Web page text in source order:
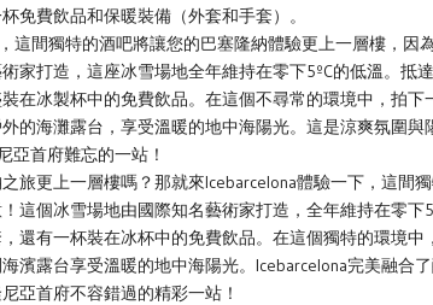
免費飲品和保暖裝備（外套和手套）。
這間獨特的酒吧將讓您的巴塞隆納體驗更上一層樓，因
家打造，這座冰雪場地全年維持在零下5ºC的低溫。抵
在冰製杯中的免費飲品。在這個不尋常的環境中，拍
的海灘露台，享受溫暖的地中海陽光。這是涼爽氛圍與
亞首府難忘的一站！
旅更上一層樓嗎？那就來Icebarcelona體驗一下，這間
這個冰雪場地由國際知名藝術家打造，全年維持在零下
還有一杯裝在冰杯中的免費飲品。在這個獨特的環境
濱露台享受溫暖的地中海陽光。Icebarcelona完美融合
亞首府不容錯過的精彩一站！